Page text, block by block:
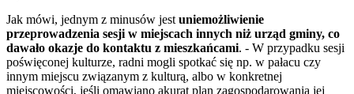
Jak mówi, jednym z minusów jest uniemożliwienie
przeprowadzenia sesji w miejscach innych niż urząd gminy, co
dawało okazje do kontaktu z mieszkańcami. - W przypadku sesji
poświęconej kulturze, radni mogli spotkać się np. w pałacu czy
innym miejscu związanym z kulturą, albo w konkretnej
miejscowości, jeśli omawiano akurat plan zagospodarowania jej